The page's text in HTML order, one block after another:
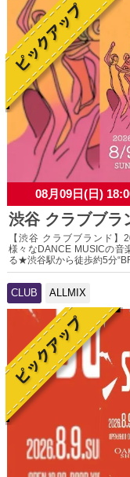
08月09日(日)
渋谷 クラブブラ
【渋谷 クラブブランド
様々なDANCE MUSICの音
る★渋谷駅から徒歩約5分
CLUB ALLMIX